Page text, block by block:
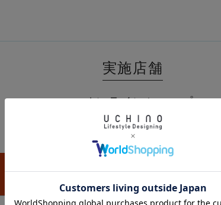
実施店舗
オンラインショップ
UCHINO展開店舗
対象店舗一覧はこちら